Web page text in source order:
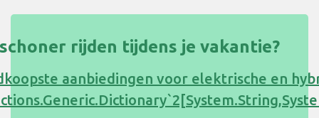
rijden tijdens je vakantie?
aanbiedingen voor elektrische en